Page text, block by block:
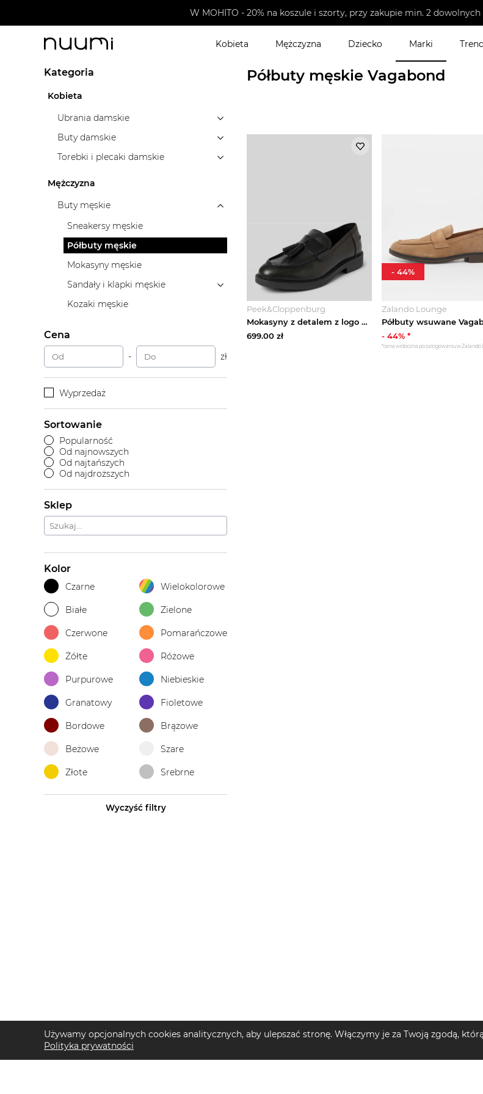
W MOHITO - 20% na koszule i szorty, przy zakupie min. 2 dowolnych
Kobieta Mężczyzna Dziecko Marki
nuumi.pl > Marki Półbuty męskie
Kategoria
Kobieta
Ubrania damskie
Buty damskie
Torebki i plecaki damskie
Mężczyzna
Buty męskie
Sneakersy męskie
Półbuty męskie
Mokasyny męskie
Sandały i klapki męskie
Kozaki męskie
Cena
- zł
Wyprzedaż
Sortowanie
Popularność
Od najnowszych
Od najtańszych
Od najdroższych
Sklep
Kolor
Czarne Wielokolorowe
Białe Zielone
Czerwone Pomarańczowe
Żółte Różowe
Purpurowe Niebieskie
Granatowy Fioletowe
Bordowe Brązowe
Beżowe Szare
Złote Srebrne
Wyczyść filtry
Półbuty męskie Vagabond
Peek&Cloppenburg
Mokasyny z detalem z logo model ‘Alex’ Vagabond Czarny
699.00 zł
Zalando Lounge
- 44% *
*cena widoczna po zalogowaniu w Zalando
- 44%
Używamy opcjonalnych cookies analitycznych, aby ulepszać stronę. Włączymy je za Twoją zgodą,
Polityka prywatności